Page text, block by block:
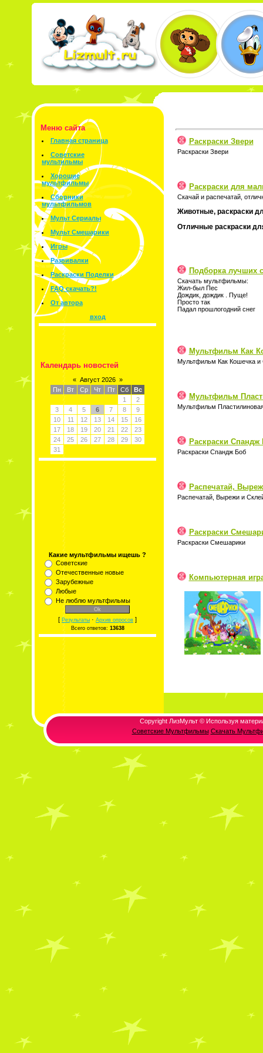
Меню сайта
Главная страница
Советские
мультильмы
Хорошие
мультфильмы
Сборники
мультфильмов
Мульт Сериалы
Мульт Смешарики
Игры
Развивалки
Раскраски Поделки
FAQ скачать?!
От автора
вход
Календарь новостей
« Август 2026 »
Пн
Вт Ср Чт Пт Сб
Вс
1
2
3
4 5 6 7 8
9
10
11 12 13 14 15
16
17
18 19 20 21 22
23
24
25 26 27 28 29
30
31
Какие мультфильмы ищешь ?
Советские
Отечественные новые
Зарубежные
Любые
Не люблю мультфильмы
[ Результаты · Архив опросов ]
Всего ответов: 13638
Раскраски Звери
Раскраски Звери
Раскраски для
Скачай и распечатай,
Животные, раскраски
Отличные раскраски
Подборка лучших
Скачать мультфильмы:
Жил-был Пес
Дождик, дождик . Пуще!
Просто так
Падал прошлогодний снег
Мультфильм Как
Мультфильм Как Кошечка и
Мультфильм
Мультфильм
Раскраски Спандж
Раскраски Спандж Боб
Распечатай,
Распечатай, Вырежи и
Раскраски
Раскраски Смешарики
Компьютерная
Copyright ЛизМульт © Используя
Советские Мультфильмы Скачать